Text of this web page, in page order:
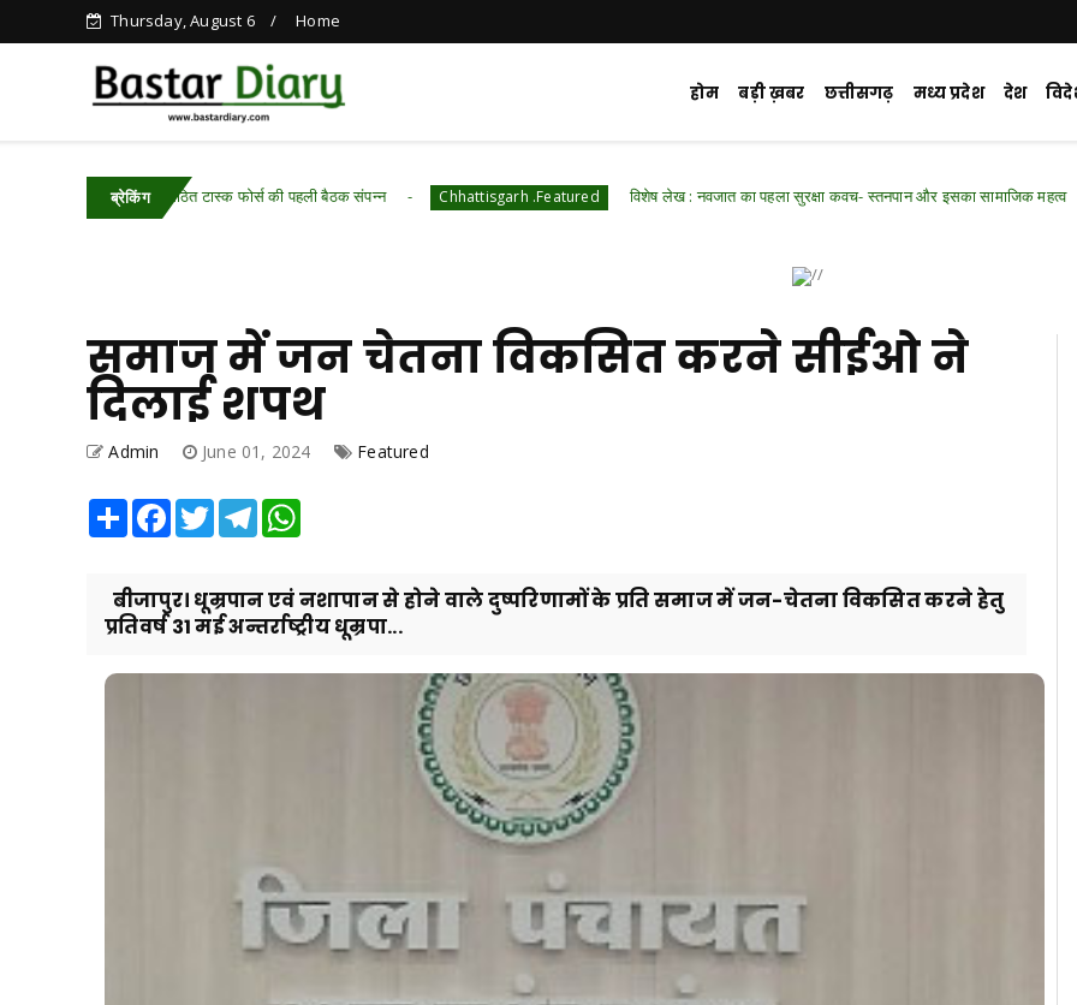
Thursday, August 6 Home
होम बड़ी ख़बर छत्तीसगढ़ मध्य प्रदेश देश
ब्रेकिंग
हेतु गठित टास्क फोर्स की पहली बैठक संपन्न Chhattisgarh .Featured विशेष लेख : नवजात का पहला सुरक्षा कवच- स्तनपान और इसका सामाजिक महत्व
समाज में जन चेतना विकसित करने सीईओ ने
दिलाई शपथ
Admin June 01, 2024 Featured
Share Facebook
TwitterTelegram
बीजापुर। धूम्रपान एवं नशापान से होने वाले दुष्परिणामों के प्रति समाज में जन-चेतना विकसित करने हेतु
प्रतिवर्ष 31 मई अन्तर्राष्ट्रीय धूम्रपा...